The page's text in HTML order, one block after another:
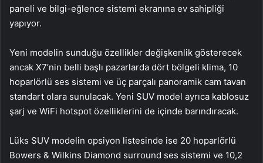
paneli ve bilgi-eğlence sistemi ekranına ev sahipliği
yapıyor.
Yeni modelin sunduğu özellikler değişkenlik gösterecek
ancak X7’nin belli başlı pazarlarda dört bölgeli klima, 10
hoparlörlü ses sistemi ve üç parçalı panoramik cam tavan
standart olara sunulacak. Yeni SUV model ayrıca kablosuz
şarj ve WiFi hotspot özelliklerini de içinde barındıracak.
Lüks SUV modelin opsiyon listesinde ise 20 hoparlörlü
Bowers & Wilkins Diamond surround ses sistemi ve 10,2